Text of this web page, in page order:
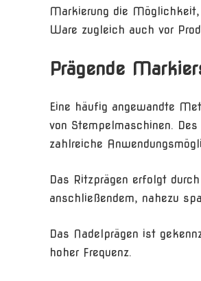
Markierung die Möglichkeit,
Ware zugleich auch vor
Prägende
Eine häufig angewandte
von Stempelmaschinen.
zahlreiche
Das Ritzprägen erfolgt
anschließendem, nahezu
Das Nadelprägen ist
hoher Frequenz.